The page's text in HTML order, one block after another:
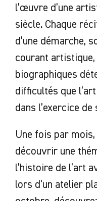
l’œuvre d’une
siècle. Chaque
d’une démarche,
courant
biographiques
difficultés que
dans l’exercice
Une fois par
découvrir une
l’histoire de l’art
lors d’un atelier